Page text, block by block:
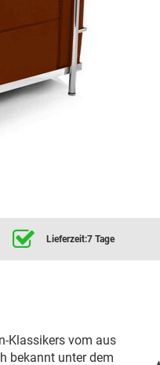
Lieferzeit:7 Tage
Klassikers vom aus
bekannt unter dem